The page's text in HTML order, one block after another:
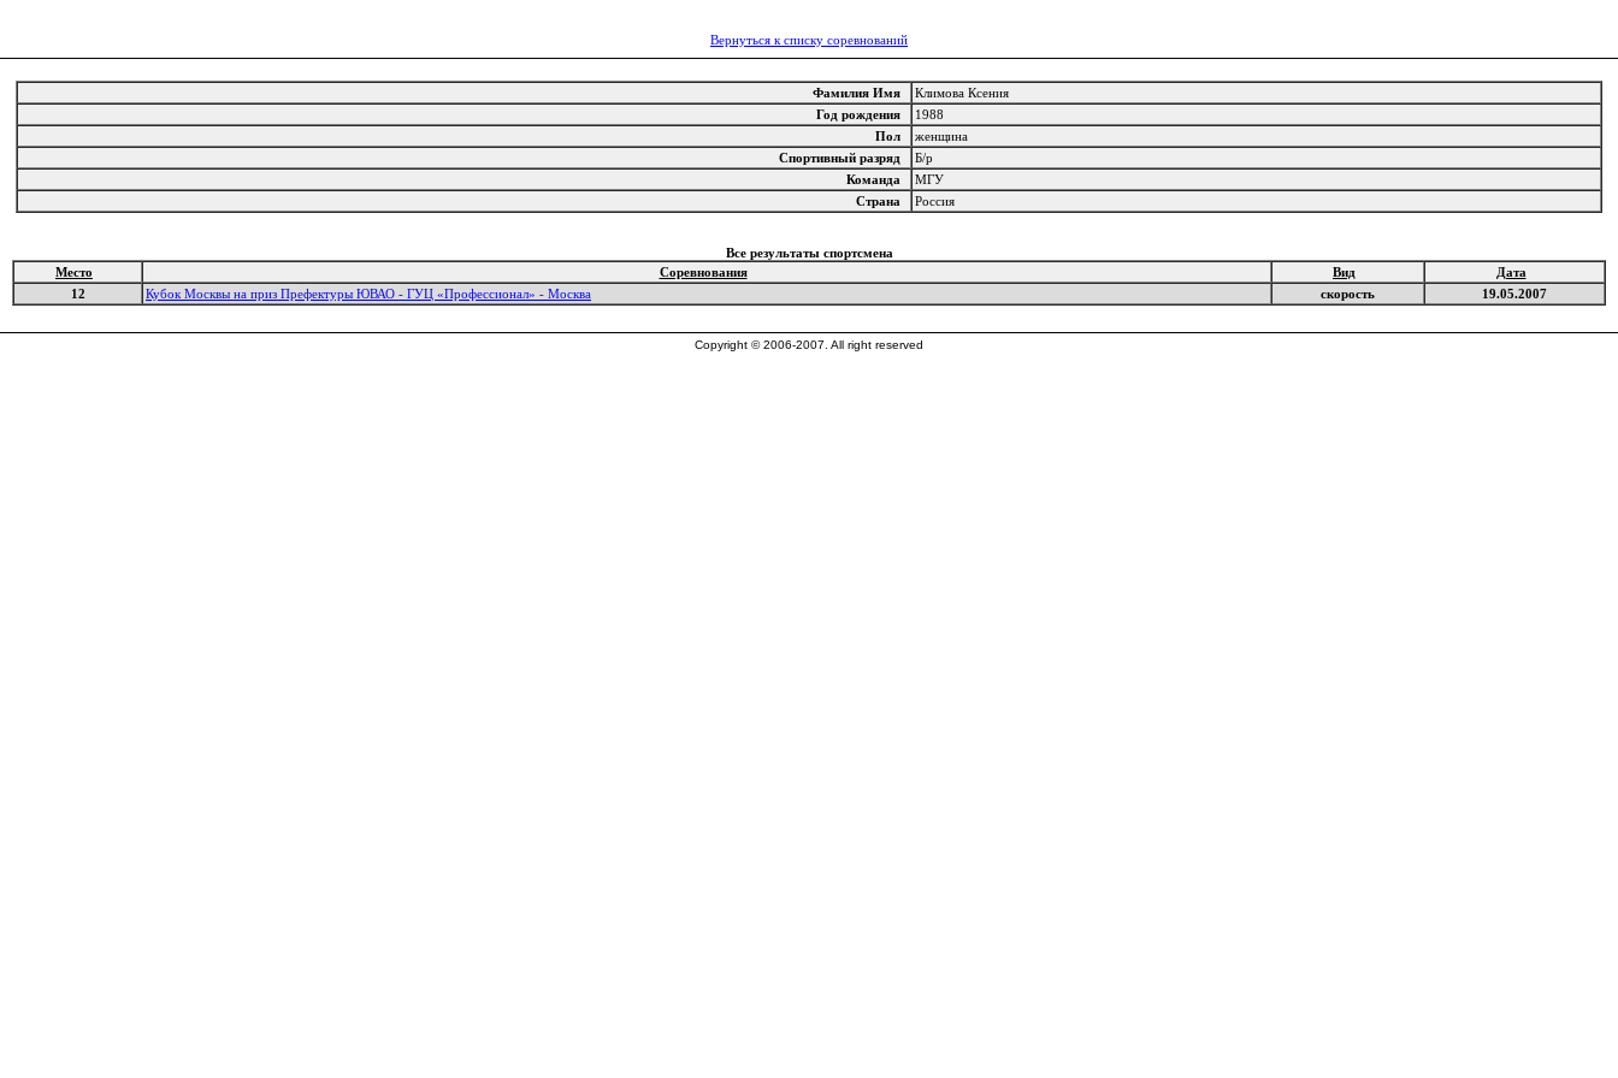
Вернуться к списку соревнований
Фамилия Имя
Климова Ксения
Год рождения
1988
Пол
женщина
Спортивный разряд
Б/р
Команда
МГУ
Страна
Россия
Все результаты спортсмена
Место
Соревнования Вид
Дата
12
Кубок Москвы на приз Префектуры ЮВАО - ГУЦ «Профессионал» - Москва скорость 19.05.2007
Copyright © 2006-2007. All right reserved